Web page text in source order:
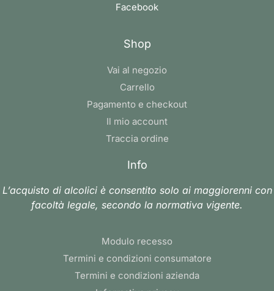
Facebook
Shop
Vai al negozio
Carrello
Pagamento e checkout
Il mio account
Traccia ordine
Info
L’acquisto di alcolici è consentito solo ai maggiorenni con
facoltà legale, secondo la normativa vigente.
Modulo recesso
Termini e condizioni consumatore
Termini e condizioni azienda